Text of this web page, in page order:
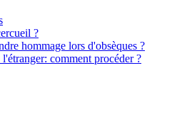
?
hommage lors d'obsèques ?
comment procéder ?